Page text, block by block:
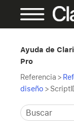
Ayuda de
Pro
Referencia >
diseño >